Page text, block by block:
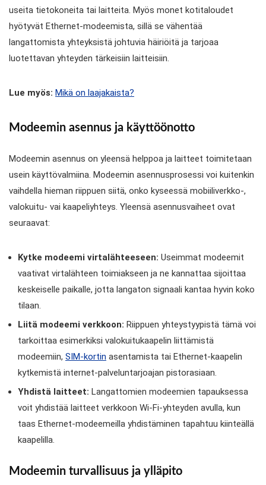
useita tietokoneita tai laitteita. Myös monet kotitaloudet
hyötyvät Ethernet-modeemista, sillä se vähentää
langattomista yhteyksistä johtuvia häiriöitä ja tarjoaa
luotettavan yhteyden tärkeisiin laitteisiin.
Lue myös: Mikä on laajakaista?
Modeemin asennus ja käyttöönotto
Modeemin asennus on yleensä helppoa ja laitteet toimitetaan
usein käyttövalmiina. Modeemin asennusprosessi voi kuitenkin
vaihdella hieman riippuen siitä, onko kyseessä mobiiliverkko-,
valokuitu- vai kaapeliyhteys. Yleensä asennusvaiheet ovat
seuraavat:
Kytke modeemi virtalähteeseen: Useimmat modeemit
vaativat virtalähteen toimiakseen ja ne kannattaa sijoittaa
keskeiselle paikalle, jotta langaton signaali kantaa hyvin koko
tilaan.
Liitä modeemi verkkoon: Riippuen yhteystyypistä tämä voi
tarkoittaa esimerkiksi valokuitukaapelin liittämistä
modeemiin, SIM-kortin asentamista tai Ethernet-kaapelin
kytkemistä internet-palveluntarjoajan pistorasiaan.
Yhdistä laitteet: Langattomien modeemien tapauksessa
voit yhdistää laitteet verkkoon Wi-Fi-yhteyden avulla, kun
taas Ethernet-modeemeilla yhdistäminen tapahtuu kiinteällä
kaapelilla.
Modeemin turvallisuus ja ylläpito